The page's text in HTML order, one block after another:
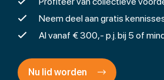
Neem deel aan gratis
Al vanaf € 300,- p.j. bij 5 of
Nu lid worden